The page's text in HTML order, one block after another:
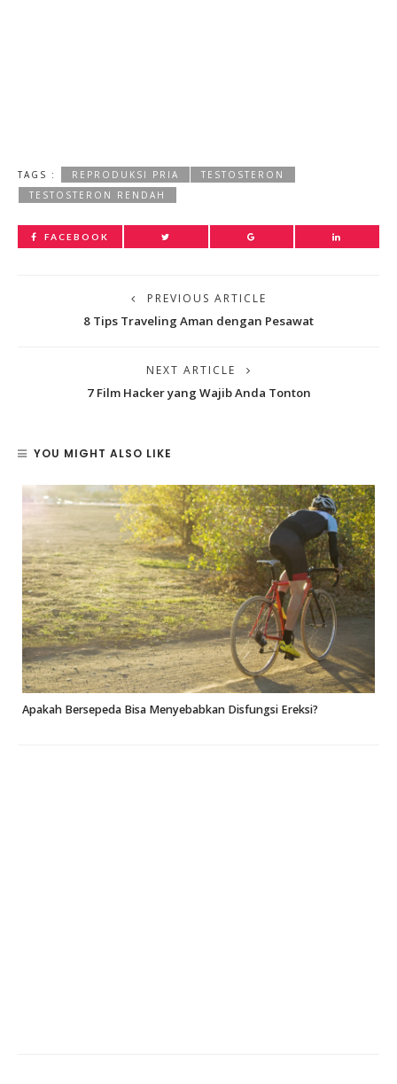
TAGS : REPRODUKSI PRIA
TESTOSTERON
TESTOSTERON RENDAH
FACEBOOK
PREVIOUS ARTICLE
8 Tips Traveling Aman dengan Pesawat
NEXT ARTICLE
7 Film Hacker yang Wajib Anda Tonton
YOU MIGHT ALSO LIKE
Apakah Bersepeda Bisa Menyebabkan Disfungsi Ereksi?